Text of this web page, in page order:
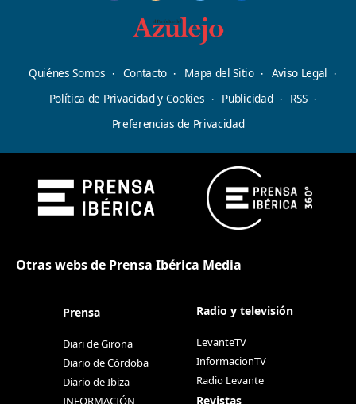
Quiénes Somos Contacto Mapa del Sitio
Aviso Legal
Política de Privacidad y Cookies
Publicidad
RSS
Preferencias de Privacidad
Otras webs de Prensa Ibérica Media
Prensa
Diari de Girona
Diario de Córdoba
Diario de Ibiza
INFORMACIÓN
Radio y televisión
LevanteTV
InformacionTV
Radio Levante
Revistas